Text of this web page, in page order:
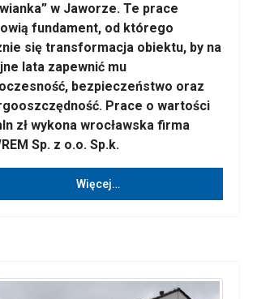
w Jaworze. Te prace
fundament, od którego
się transformacja obiektu, by na
lata zapewnić mu
bezpieczeństwo oraz
Prace o wartości
zł wykona wrocławska firma
Sp. z o.o. Sp.k.
Więcej…